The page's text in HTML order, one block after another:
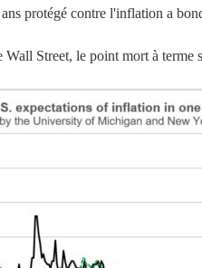
protégé contre l'inflation a
Wall Street, le point mort à terme